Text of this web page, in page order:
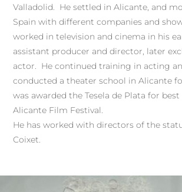
Valladolid. He settled in Alicante, and
Spain with different companies and
worked in television and cinema in his
assistant producer and director, later
actor. He continued training in acting
conducted a theater school in Alicante
was awarded the Tesela de Plata for
Alicante Film Festival.
He has worked with directors of the
Coixet.